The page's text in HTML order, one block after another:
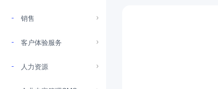
销售
客户体验服务
人力资源